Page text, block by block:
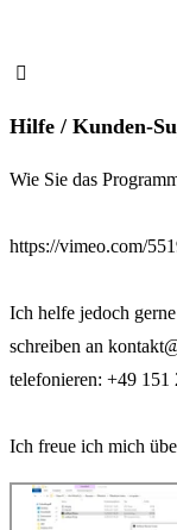
Hilfe / Kunden-
Wie Sie das
https://vimeo.com/
Ich helfe jedoch
schreiben an
telefonieren: +49 151
Ich freue ich mich